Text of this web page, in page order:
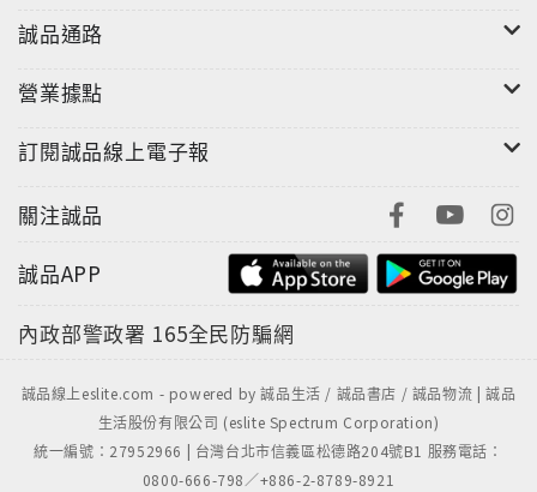
誠品通路
營業據點
訂閱誠品線上電子報
關注誠品
誠品APP
內政部警政署 165全民防騙網
誠品線上eslite.com - powered by 誠品生活 / 誠品書店 / 誠品物流 | 誠品
生活股份有限公司 (eslite Spectrum Corporation)
統一編號：27952966 | 台灣台北市信義區松德路204號B1 服務電話：
0800-666-798／+886-2-8789-8921